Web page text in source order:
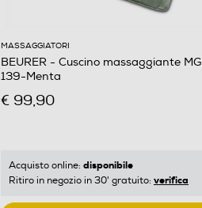
MASSAGGIATORI
BEURER - Cuscino massaggiante MG
139-Menta
€ 99,90
Acquisto online: disponibile
Ritiro in negozio in 30' gratuito: verifica